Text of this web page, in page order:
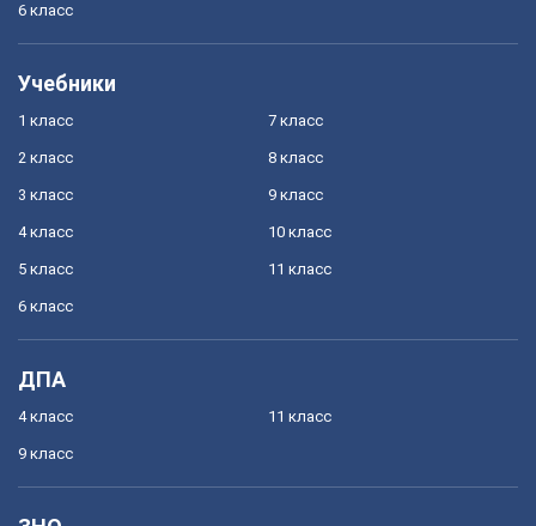
6 класс
Учебники
1 класс
2 класс
3 класс
4 класс
5 класс
6 класс
7 класс
8 класс
9 класс
10 класс
11 класс
ДПА
4 класс
9 класс
11 класс